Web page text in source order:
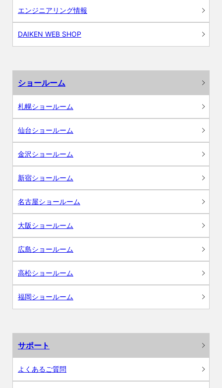
エンジニアリング情報
DAIKEN WEB SHOP
ショールーム
札幌ショールーム
仙台ショールーム
金沢ショールーム
新宿ショールーム
名古屋ショールーム
大阪ショールーム
広島ショールーム
高松ショールーム
福岡ショールーム
サポート
よくあるご質問